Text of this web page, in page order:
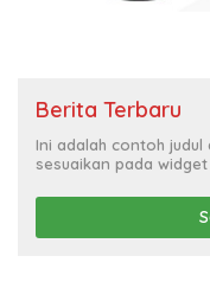
Berita Terbaru
Ini adalah contoh
sesuaikan pada widget